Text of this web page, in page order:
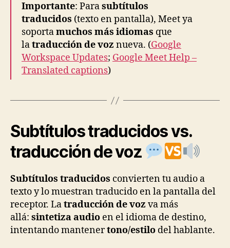
Importante: Parasubtítulos
traducidos (texto en pantalla), Meet ya
soportamuchos más idiomas que
latraducción de voz nueva. (Google
Workspace Updates; Google Meet Help –
Translated captions)
Subtítulos traducidos vs.
traducción de voz
Subtítulos traducidos convierten tu audio a
texto y lo muestran traducido en la pantalla del
receptor. Latraducción de voz va más
allá: sintetiza audio en el idioma de destino,
intentando mantenertono/estilo del hablante.